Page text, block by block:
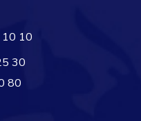
10
30